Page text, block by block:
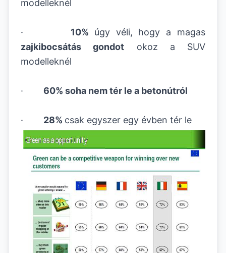
modelleknél
· 10% úgy véli, hogy a magas
zajkibocsátás gondot okoz a SUV
modelleknél
· 60% soha nem tér le a betonútról
· 28% csak egyszer egy évben tér le